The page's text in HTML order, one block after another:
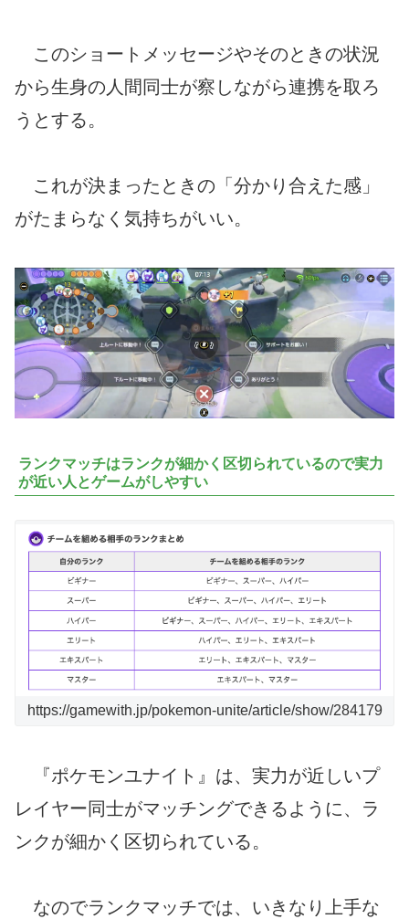
このショートメッセージやそのときの状況
から生身の人間同士が察しながら連携を取ろ
うとする。
これが決まったときの「分かり合えた感」
がたまらなく気持ちがいい。
ランクマッチはランクが細かく区切られているので実力
が近い人とゲームがしやすい
https://gamewith.jp/pokemon-unite/article/show/284179
『ポケモンユナイト』は、実力が近しいプ
レイヤー同士がマッチングできるように、ラ
ンクが細かく区切られている。
なのでランクマッチでは、いきなり上手な